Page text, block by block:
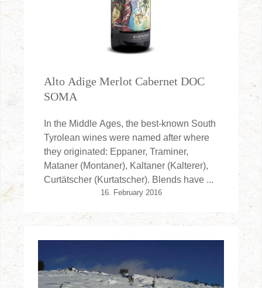
Alto Adige Merlot Cabernet DOC
SOMA
In the Middle Ages, the best-known South
Tyrolean wines were named after where
they originated: Eppaner, Traminer,
Mataner (Montaner), Kaltaner (Kalterer),
Curtätscher (Kurtatscher). Blends have ...
16. February 2016